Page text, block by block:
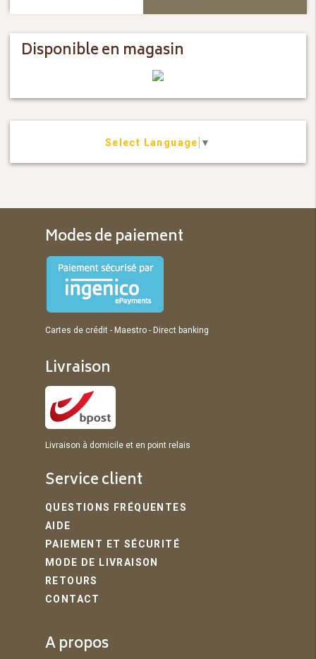
Disponible en magasin
Select Language ▼
Modes de paiement
Cartes de crédit - Maestro - Direct banking
Livraison
Livraison à domicile et en point relais
Service client
QUESTIONS FRÉQUENTES
AIDE
PAIEMENT ET SÉCURITÉ
MODE DE LIVRAISON
RETOURS
CONTACT
A propos